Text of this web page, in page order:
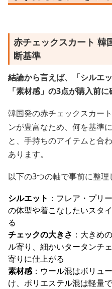
赤チェックスカート 韓
断基準
結論から言えば、「シルエ
「素材感」の3点が購入前
韓国発の赤チェックスカー
ンが豊富なため、何を基準
と、手持ちのアイテムと合
あります。
以下の3つの軸で事前に整理
シルエット ：フレア・プリ
の体型や着こなしたいスタ
る
チェックの大きさ ：大きめ
ル寄り、細かいタータンチ
寄りに仕上がる
素材感：ウール混はボリュ
け、ポリエステル混は軽量